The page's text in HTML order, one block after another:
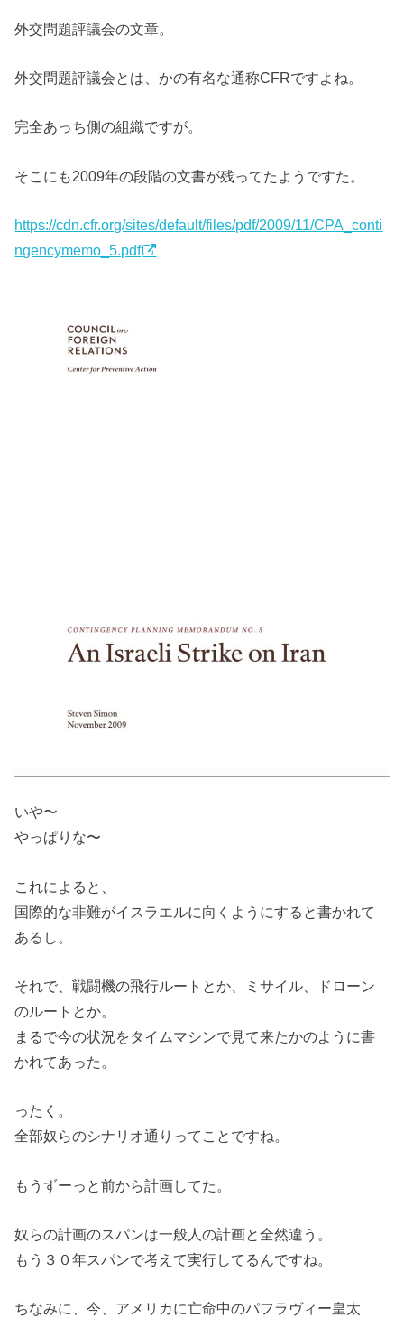
外交問題評議会の文章。
外交問題評議会とは、かの有名な通称CFRですよね。
完全あっち側の組織ですが。
そこにも2009年の段階の文書が残ってたようですた。
https://cdn.cfr.org/sites/default/files/pdf/2009/11/CPA_conti
ngencymemo_5.pdf
いや〜
やっぱりな〜
これによると、
国際的な非難がイスラエルに向くようにすると書かれて
あるし。
それで、戦闘機の飛行ルートとか、ミサイル、ドローン
のルートとか。
まるで今の状況をタイムマシンで見て来たかのように書
かれてあった。
ったく。
全部奴らのシナリオ通りってことですね。
もうずーっと前から計画してた。
奴らの計画のスパンは一般人の計画と全然違う。
もう３０年スパンで考えて実行してるんですね。
ちなみに、今、アメリカに亡命中のパフラヴィー皇太